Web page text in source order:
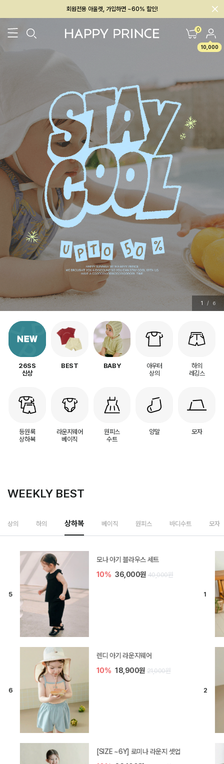
회원전용 아울렛, 가입하면 ~60% 할인!
멤버십 최대 28,000원 혜택 0
10,000
2 / 6
26SS
신상
BEST BABY
아우터
상의
하의
레깅스
등원룩
상하복
라운지웨어
베이직
원피스
수트
양말 모자
WEEKLY BEST
상의 하의 상하복 베이직 원피스 바디수트 모자
[SIZE ~6Y] 퓨어 베이직 골지 민소
매 티셔츠 2P 세트
[SIZE ~6Y] 퓨어 베이직 5부 레깅
스
[SIZE ~6Y] 퓨어 베이직 반팔 티셔
츠